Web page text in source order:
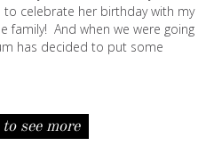
to celebrate her birthday with my
family! And when we were going
has decided to put some
see more